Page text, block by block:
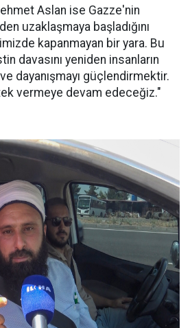
Aslan ise Gazze'nin
uzaklaşmaya başladığını
kapanmayan bir yara. Bu
davasını yeniden insanların
dayanışmayı güçlendirmektir.
vermeye devam edeceğiz."